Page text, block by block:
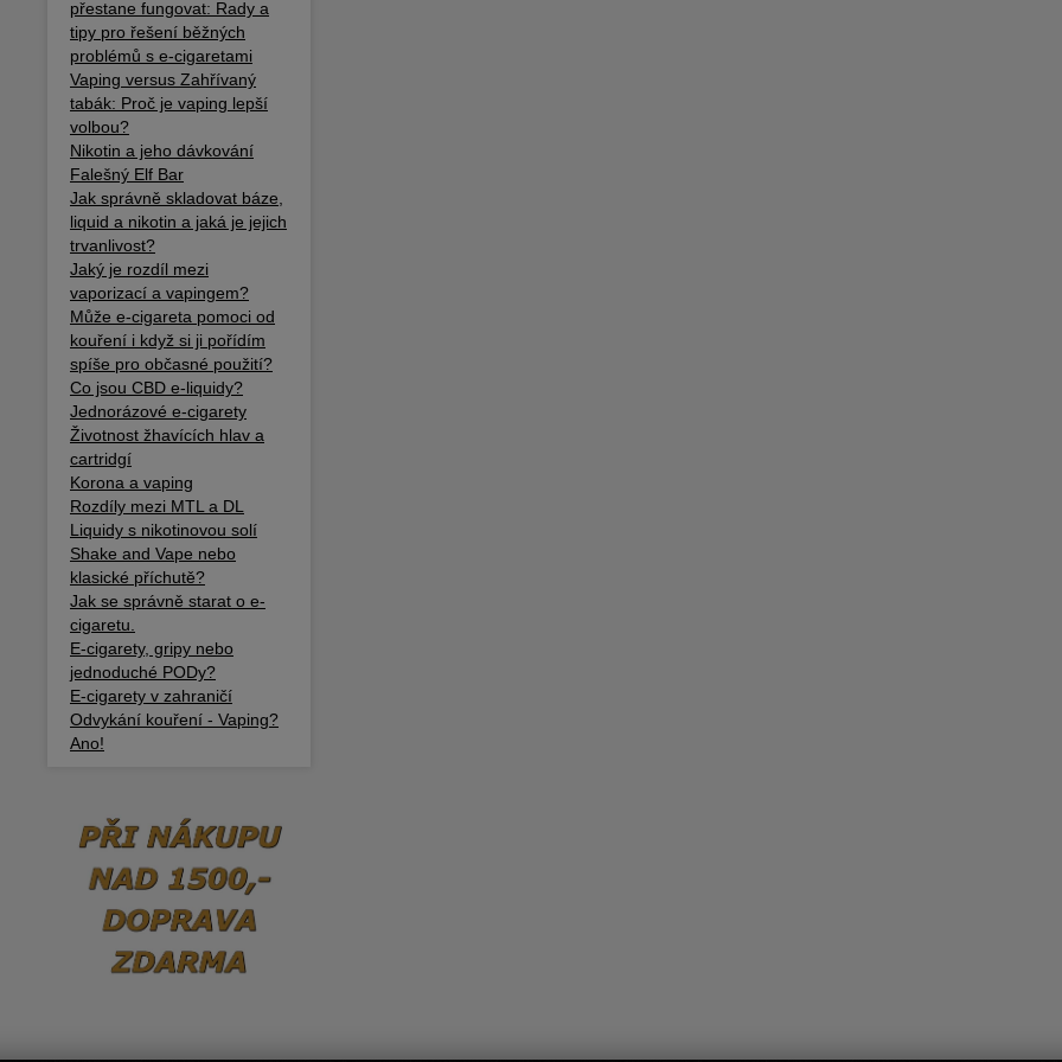
přestane fungovat: Rady a
tipy pro řešení běžných
problémů s e-cigaretami
Vaping versus Zahřívaný
tabák: Proč je vaping lepší
volbou?
Nikotin a jeho dávkování
Falešný Elf Bar
Jak správně skladovat báze,
liquid a nikotin a jaká je jejich
trvanlivost?
Jaký je rozdíl mezi
vaporizací a vapingem?
Může e-cigareta pomoci od
kouření i když si ji pořídím
spíše pro občasné použití?
Co jsou CBD e-liquidy?
Jednorázové e-cigarety
Životnost žhavících hlav a
cartridgí
Korona a vaping
Rozdíly mezi MTL a DL
Liquidy s nikotinovou solí
Shake and Vape nebo
klasické příchutě?
Jak se správně starat o e-
cigaretu.
E-cigarety, gripy nebo
jednoduché PODy?
E-cigarety v zahraničí
Odvykání kouření - Vaping?
Ano!